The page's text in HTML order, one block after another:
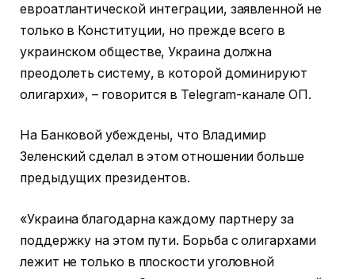
евроатлантической интеграции, заявленной не
только в Конституции, но прежде всего в
украинском обществе, Украина должна
преодолеть систему, в которой доминируют
олигархи», – говорится в Telegram-канале ОП.
На Банковой убеждены, что Владимир
Зеленский сделал в этом отношении больше
предыдущих президентов.
«Украина благодарна каждому партнеру за
поддержку на этом пути. Борьба с олигархами
лежит не только в плоскости уголовной